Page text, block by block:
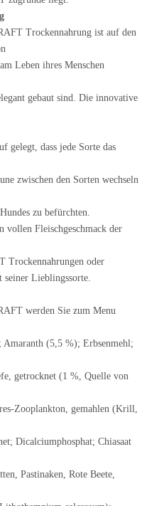
Trockennahrung ist auf den
Leben ihres Menschen
gebaut sind. Die innovative
gelegt, dass jede Sorte das
zwischen den Sorten wechseln
zu befürchten.
vollen Fleischgeschmack der
oder
seiner Lieblingssorte.
werden Sie zum Menu
(5,5 %); Erbsenmehl;
getrocknet (1 %, Quelle von
Zooplankton, gemahlen (Krill,
Dicalciumphosphat; Chiasaat
Pastinaken, Rote Beete,